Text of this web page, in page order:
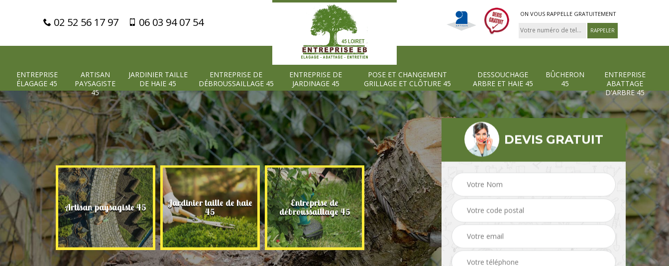
02 52 56 17 97 06 03 94 07 54
ON VOUS RAPPELLE GRATUITEMENT
ENTREPRISE
ÉLAGAGE 45
ARTISAN
PAYSAGISTE
45
JARDINIER TAILLE
DE HAIE 45
ENTREPRISE DE
DÉBROUSSAILLAGE 45
ENTREPRISE DE
JARDINAGE 45
POSE ET CHANGEMENT
GRILLAGE ET CLÔTURE 45
DESSOUCHAGE
ARBRE ET HAIE 45
BÛCHERON
45
ENTREPRISE
ABATTAGE
D'ARBRE 45
45 Artisan paysagiste 45 Jardinier taille de haie
45
Entreprise de
débroussaillage 45
Entreprise de
jardinage 45
Pose et changement
grillage et clôture 45
Dessouchage arbre et
haie 45
DEVIS GRATUIT